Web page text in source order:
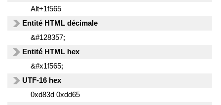
Alt+1f565
Entité HTML décimale
&#128357;
Entité HTML hex
&#x1f565;
UTF-16 hex
0xd83d 0xdd65